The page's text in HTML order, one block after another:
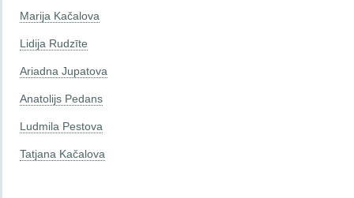
Marija Kačalova
Lidija Rudzīte
Ariadna Jupatova
Anatolijs Pedans
Ludmila Pestova
Tatjana Kačalova